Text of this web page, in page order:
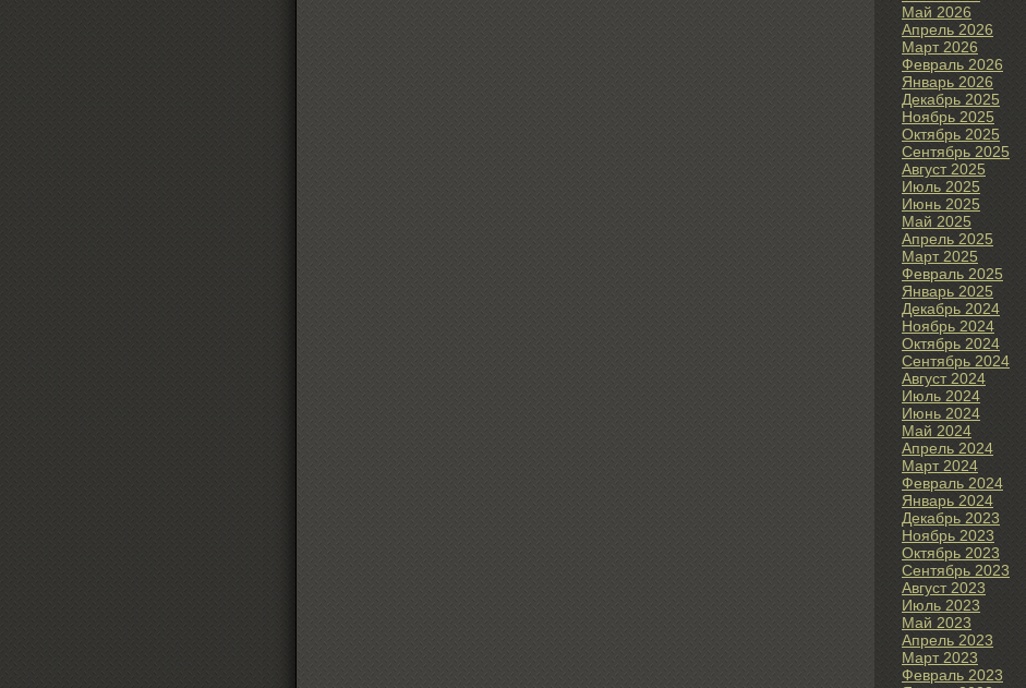
Май 2026
Апрель 2026
Март 2026
Февраль 2026
Январь 2026
Декабрь 2025
Ноябрь 2025
Октябрь 2025
Сентябрь 2025
Август 2025
Июль 2025
Июнь 2025
Май 2025
Апрель 2025
Март 2025
Февраль 2025
Январь 2025
Декабрь 2024
Ноябрь 2024
Октябрь 2024
Сентябрь 2024
Август 2024
Июль 2024
Июнь 2024
Май 2024
Апрель 2024
Март 2024
Февраль 2024
Январь 2024
Декабрь 2023
Ноябрь 2023
Октябрь 2023
Сентябрь 2023
Август 2023
Июль 2023
Май 2023
Апрель 2023
Март 2023
Февраль 2023